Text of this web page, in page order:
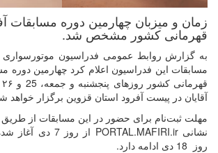
قهرمانی کشور مشخص شد.
به گزارش روابط عمومی فدراسیون موتورسواری و
مسابقات این فدراسیون اعلام کرد چهارمین دوره
ﺁﻗﺎﯾﺎﻥ در پیست آفرود استان قزوین برگزار خواهد
مهلت ثبت‌نام برای حضور در این مسابقات از طریق
نشانیPORTAL.MAFIRI.ir
روز 18 دی ادامه دارد.